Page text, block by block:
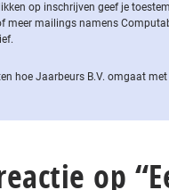
op inschrijven geef je
meer mailings namens
hoe Jaarbeurs B.V. omgaat
op